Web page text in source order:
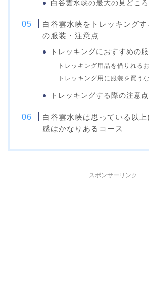
白谷雲水峡の最大の見どころ
白谷雲水峡をトレッキング
の服装・注意点
トレッキングにおすすめの
トレッキング用品を借りれる
トレッキング用に服装を買う
トレッキングする際の注意
白谷雲水峡は思っている以
感はかなりあるコース
スポンサーリンク